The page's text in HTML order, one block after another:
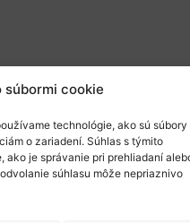
súbormi cookie
technológie, ako sú súbory
o zariadení. Súhlas s týmito
ako je správanie pri prehliadaní
súhlasu môže nepriaznivo
9. výročná